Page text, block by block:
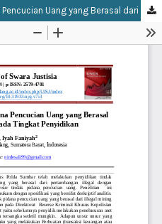
Penerapan Unsur Tindak Pidana Pencucian Uang yang Berasal dari Illegal Mining pada Tingkat Penyidikan